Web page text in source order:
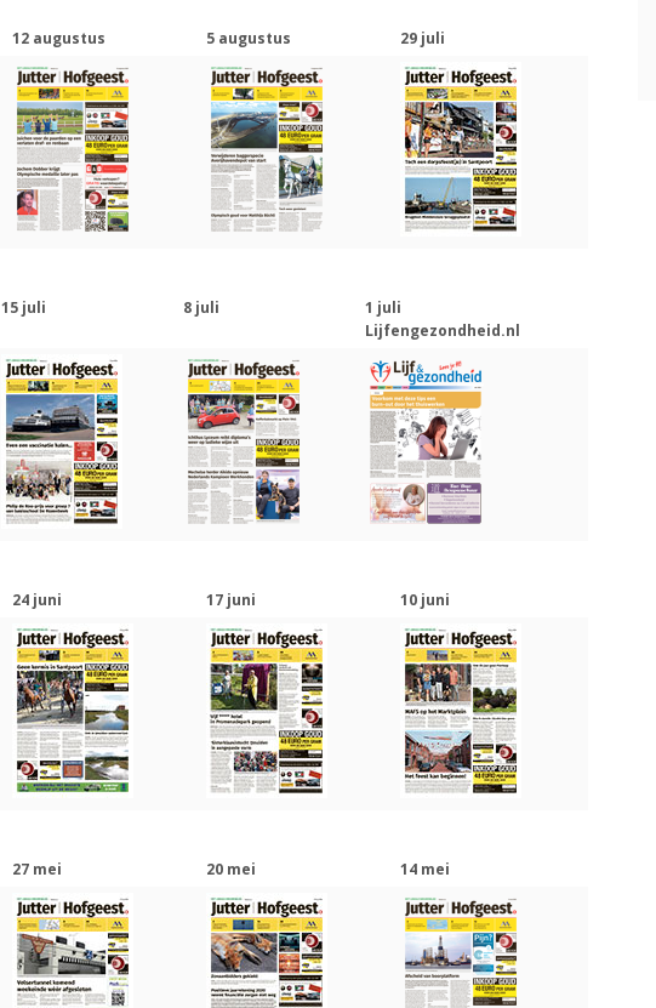
12 augustus 5 augustus 29 juli
15 juli 8 juli
1 juli
Lijfengezondheid.nl
24 juni 17 juni 10 juni
27 mei 20 mei 14 mei